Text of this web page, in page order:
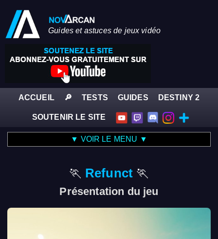
Guides et astuces de jeux vidéo
ACCUEIL 🔎 TESTS GUIDES DESTINY 2
SOUTENIR LE SITE
▼ VOIR LE MENU ▼
Refunct
Présentation du jeu